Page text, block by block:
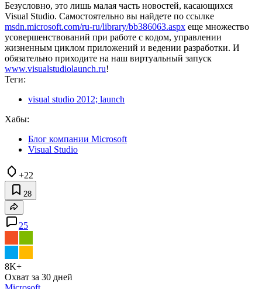
Безусловно, это лишь малая часть новостей, касающихся
Visual Studio. Самостоятельно вы найдете по ссылке
msdn.microsoft.com/ru-ru/library/bb386063.aspx еще множество
усовершенствований при работе с кодом, управлении
жизненным циклом приложений и ведении разработки. И
обязательно приходите на наш виртуальный запуск
www.visualstudiolaunch.ru!
Теги:
visual studio 2012; launch
Хабы:
Блог компании Microsoft
Visual Studio
+22
28
25
8K+
Охват за 30 дней